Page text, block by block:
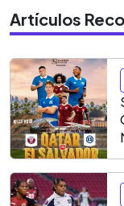
Artículos